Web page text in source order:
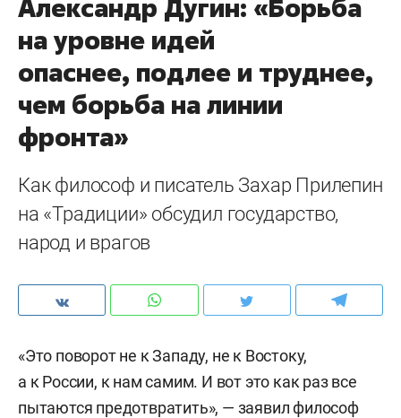
Александр Дугин: «Борьба
на уровне идей
опаснее, подлее и труднее,
чем борьба на линии
фронта»
Как философ и писатель Захар Прилепин
на «Традиции» обсудил государство,
народ и врагов
«Это поворот не к Западу, не к Востоку,
а к России, к нам самим. И вот это как раз все
пытаются предотвратить», — заявил философ